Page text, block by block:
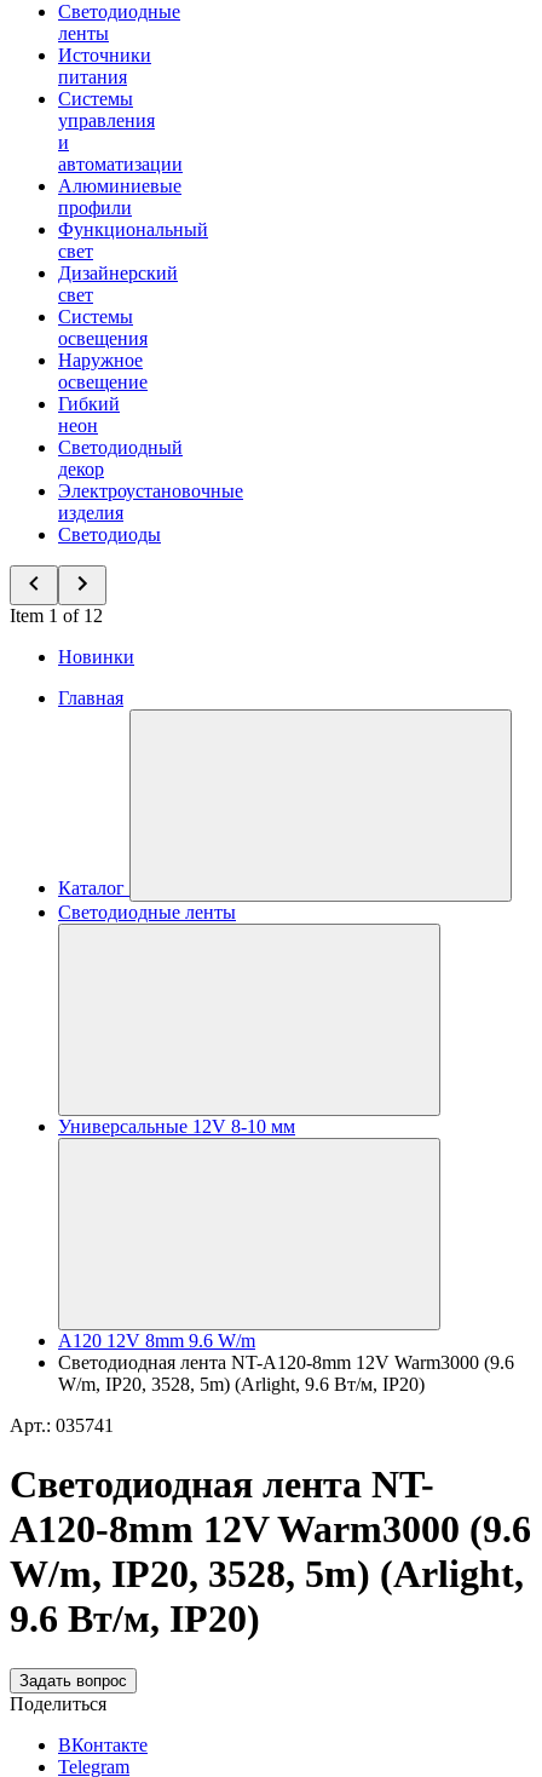
Светодиодные
ленты
Источники
питания
Системы
управления
и
автоматизации
Алюминиевые
профили
Функциональный
свет
Дизайнерский
свет
Системы
освещения
Наружное
освещение
Гибкий
неон
Светодиодный
декор
Электроустановочные
изделия
Светодиоды
Item 1 of 12
Новинки
Главная
Каталог
Светодиодные ленты
Универсальные 12V 8-10 мм
A120 12V 8mm 9.6 W/m
Светодиодная лента NT-A120-8mm 12V Warm3000 (9.6
W/m, IP20, 3528, 5m) (Arlight, 9.6 Вт/м, IP20)
Арт.: 035741
Светодиодная лента NT-
A120-8mm 12V Warm3000 (9.6
W/m, IP20, 3528, 5m) (Arlight,
9.6 Вт/м, IP20)
Задать вопрос
Поделиться
ВКонтакте
Telegram